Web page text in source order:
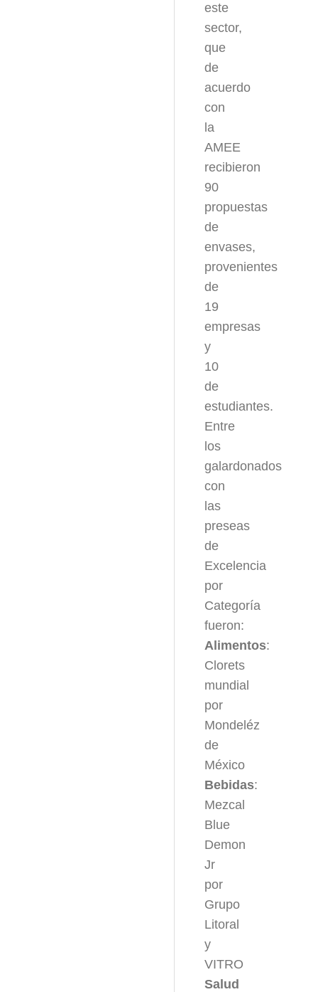
este
sector,
que
de
acuerdo
con
la
AMEE
recibieron
90
propuestas
de
envases,
provenientes
de
19
empresas
y
10
de
estudiantes.
Entre
los
galardonados
con
las
preseas
de
Excelencia
por
Categoría
fueron:
Alimentos:
Clorets
mundial
por
Mondeléz
de
México
Bebidas:
Mezcal
Blue
Demon
Jr
por
Grupo
Litoral
y
VITRO
Salud